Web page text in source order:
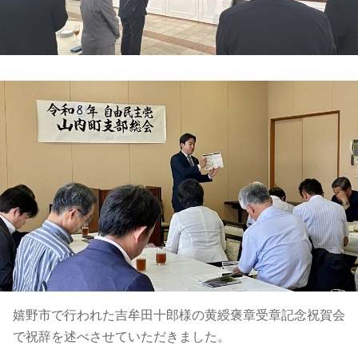
嬉野市で行われた吉牟田十郎様の黄綬褒章受章記念祝賀会
で祝辞を述べさせていただきました。